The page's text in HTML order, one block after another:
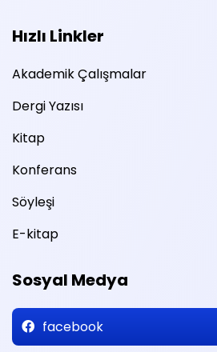
Hızlı Linkler
Akademik Çalışmalar
Dergi Yazısı
Kitap
Konferans
Söyleşi
E-kitap
Sosyal Medya
facebook